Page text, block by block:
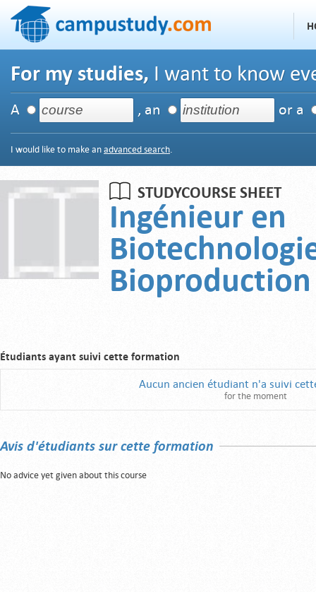
For my studies, I want to know
A , an or a
I would like to make an advanced search.
STUDYCOURSE SHEET
Ingénieur en
Bioproduction
Étudiants ayant suivi cette formation
Aucun ancien étudiant n'a suivi
for the moment
Avis d'étudiants sur cette formation
No advice yet given about this course